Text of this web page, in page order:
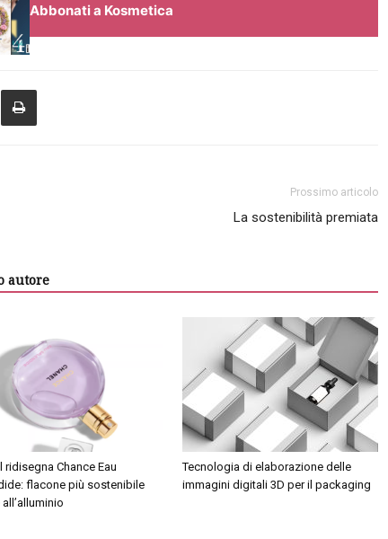
Abbonati a Kosmetica
Prossimo articolo
La sostenibilità premiata
autore
ridisegna Chance Eau
flacone più sostenibile
Tecnologia di elaborazione delle
immagini digitali 3D per il packaging